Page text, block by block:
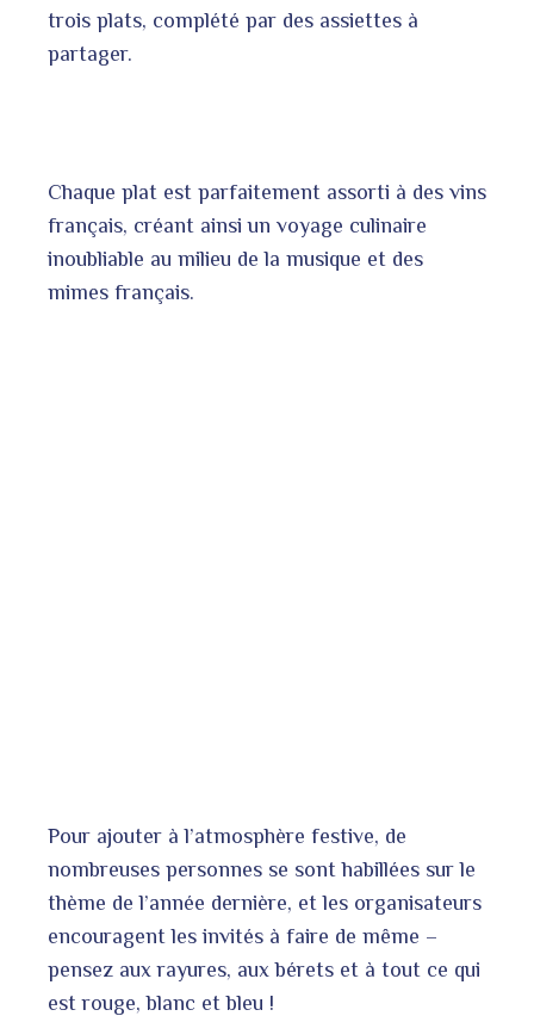
trois plats, complété par des assiettes à
partager.
Chaque plat est parfaitement assorti à des vins
français, créant ainsi un voyage culinaire
inoubliable au milieu de la musique et des
mimes français.
Pour ajouter à l’atmosphère festive, de
nombreuses personnes se sont habillées sur le
thème de l’année dernière, et les organisateurs
encouragent les invités à faire de même –
pensez aux rayures, aux bérets et à tout ce qui
est rouge, blanc et bleu !